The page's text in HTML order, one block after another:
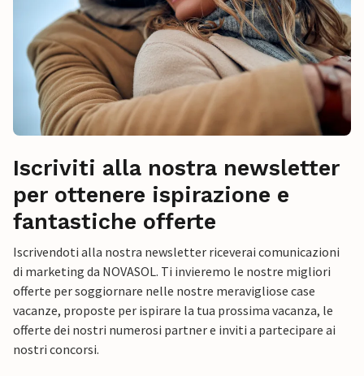
Iscriviti alla nostra newsletter
per ottenere ispirazione e
fantastiche offerte
Iscrivendoti alla nostra newsletter riceverai comunicazioni
di marketing da NOVASOL. Ti invieremo le nostre migliori
offerte per soggiornare nelle nostre meravigliose case
vacanze, proposte per ispirare la tua prossima vacanza, le
offerte dei nostri numerosi partner e inviti a partecipare ai
nostri concorsi.